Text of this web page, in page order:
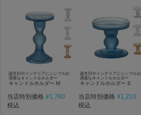
誕生日やインテリアにシンプルお
洒落なキャンドルホルダー
キャンドルホルダー M
当店特別価格 ¥1,760
税込
誕生日やインテリアにシンプルお
洒落なキャンドルホルダー
キャンドルホルダー S
当店特別価格 ¥1,210
税込